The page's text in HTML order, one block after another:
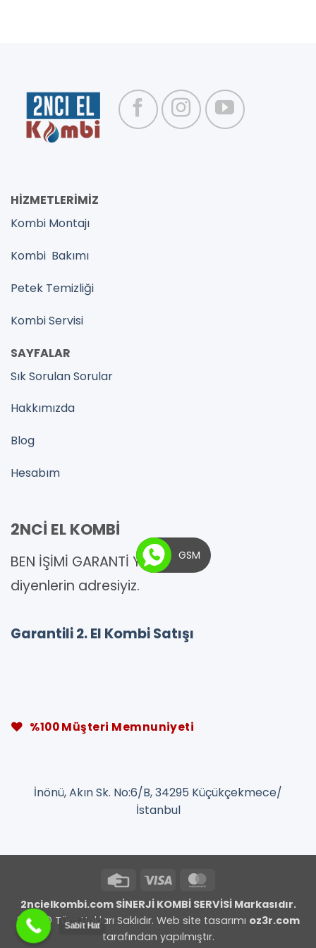
HİZMETLERİMİZ
Kombi Montajı
Kombi Bakımı
Petek Temizliği
Kombi Servisi
SAYFALAR
Sık Sorulan Sorular
Hakkımızda
Blog
Hesabım
2NCİ EL KOMBİ
BEN İŞİMİ GARANTİ YAPARIM !
diyenlerin adresiyiz.
Garantili 2. El Kombi Satışı
%100 Müşteri Memnuniyeti
İnönü, Akın Sk. No:6/B, 34295 Küçükçekmece/
İstanbul
Credit
Visa
2ncielkombi.com SİNERJİ KOMBİ SERVİSİ Markasıdır.
2026 © Tüm Hakları Saklıdır. Web site tasarımı oz3r.com
tarafından yapılmıştır.
GSM
Sabit Hat